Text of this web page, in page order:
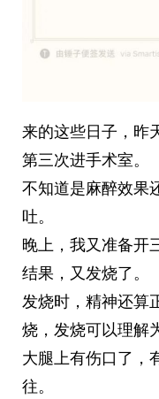
来的这些日子，昨
第三次进手术室。
不知道是麻醉效果
吐。
晚上，我又准备开
结果，又发烧了。
发烧时，精神还算
烧，发烧可以理解
大腿上有伤口了，
往。